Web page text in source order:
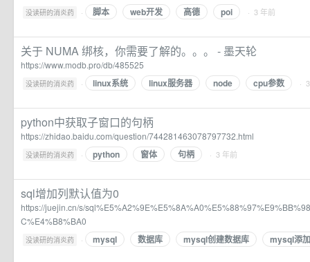
没读研的消炎药 · 脚本 web开发 高德 poi · 3 年前
关于 NUMA 绑核，你需要了解的。。。 - 墨天轮
https://www.modb.pro/db/485525
没读研的消炎药 · linux系统 linux服务器 node cpu参数 ·
python中获取子窗口的句柄
https://zhidao.baidu.com/question/744281463078797732.html
没读研的消炎药 · python 窗体 句柄 · 3 年前
sql增加列默认值为0
https://juejin.cn/s/
C%E4%B8%BA0
没读研的消炎药 · mysql 数据库 mysql创建数据库 mysql添